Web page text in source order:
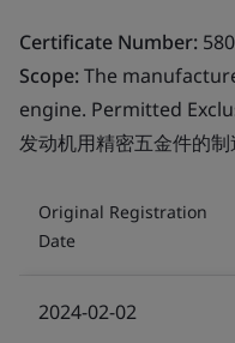
Certificate Number:
Scope:The
engine. Permitted
发动机用精密五金件的制
Original Registration
Date
2024-02-02